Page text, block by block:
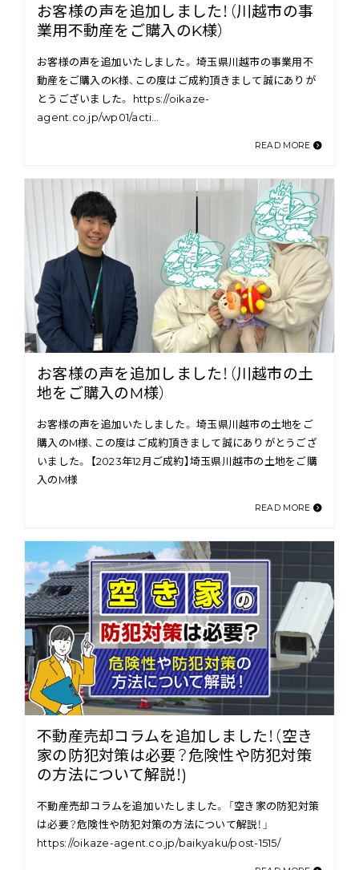
お客様の声を追加しました！（川越市の事
業用不動産をご購入のK様）
お客様の声を追加いたしました。 埼玉県川越市の事業用不
動産をご購入のK様、この度はご成約頂きまして誠にありが
とうございました。 https://oikaze-
agent.co.jp/wp01/acti…
READ MORE
お客様の声を追加しました！（川越市の土
地をご購入のM様）
お客様の声を追加いたしました。 埼玉県川越市の土地をご
購入のM様、この度はご成約頂きまして誠にありがとうござ
いました。 【2023年12月ご成約】埼玉県川越市の土地をご購
入のM様
READ MORE
不動産売却コラムを追加しました！（空き
家の防犯対策は必要？危険性や防犯対策
の方法について解説！)
不動産売却コラムを追加いたしました。 「空き家の防犯対策
は必要？危険性や防犯対策の方法について解説！」
https://oikaze-agent.co.jp/baikyaku/post-1515/